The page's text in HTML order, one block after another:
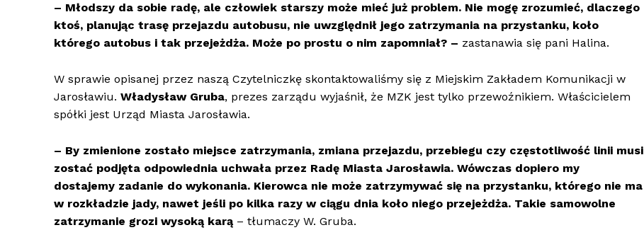
– Młodszy da sobie radę, ale człowiek starszy może mieć już problem. Nie mogę zrozumieć, dlaczego
ktoś, planując trasę przejazdu autobusu, nie uwzględnił jego zatrzymania na przystanku, koło
którego autobus i tak przejeżdża. Może po prostu o nim zapomniał? – zastanawia się pani Halina.
W sprawie opisanej przez naszą Czytelniczkę skontaktowaliśmy się z Miejskim Zakładem Komunikacji w
Jarosławiu. Władysław Gruba, prezes zarządu wyjaśnił, że MZK jest tylko przewoźnikiem. Właścicielem
spółki jest Urząd Miasta Jarosławia.
– By zmienione zostało miejsce zatrzymania, zmiana przejazdu, przebiegu czy częstotliwość linii musi
zostać podjęta odpowiednia uchwała przez Radę Miasta Jarosławia. Wówczas dopiero my
dostajemy zadanie do wykonania. Kierowca nie może zatrzymywać się na przystanku, którego nie ma
w rozkładzie jady, nawet jeśli po kilka razy w ciągu dnia koło niego przejeżdża. Takie samowolne
zatrzymanie grozi wysoką karą – tłumaczy W. Gruba.